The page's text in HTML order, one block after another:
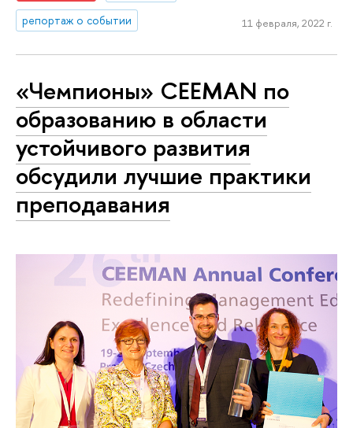
репортаж о событии
11 февраля, 2022 г.
«Чемпионы» CEEMAN по
образованию в области
устойчивого развития
обсудили лучшие практики
преподавания